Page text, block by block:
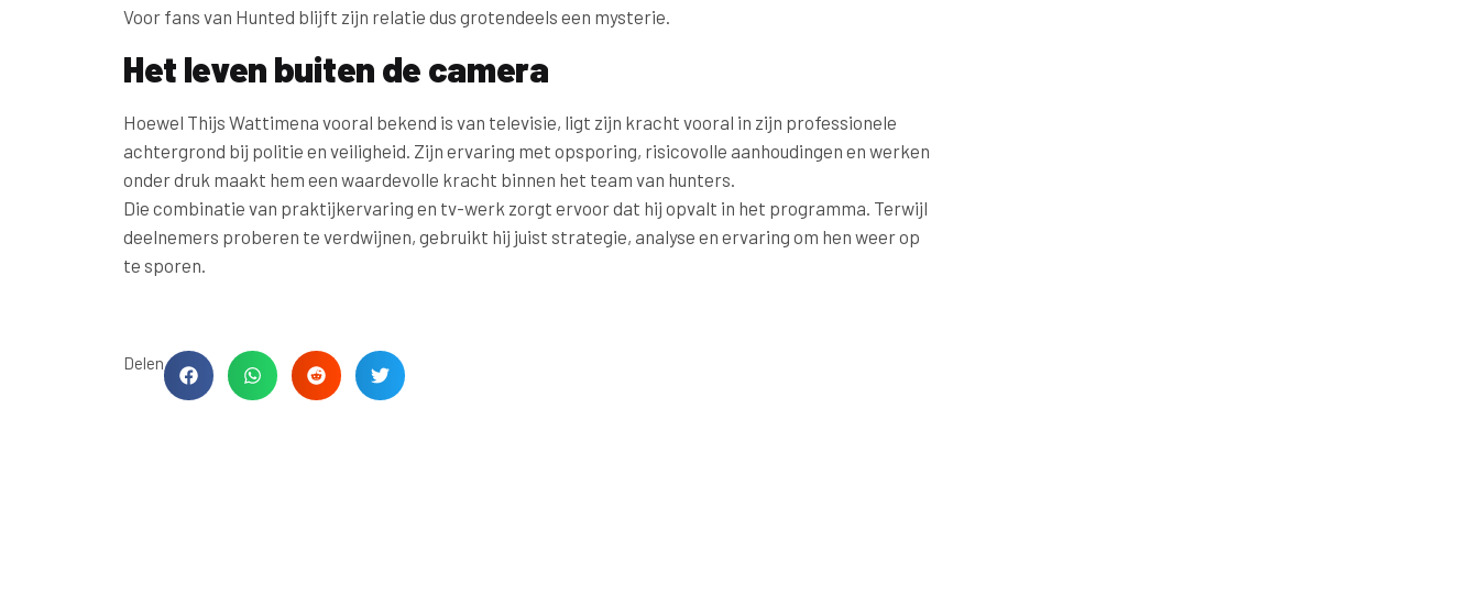
Voor fans van Hunted blijft zijn relatie dus grotendeels een mysterie.
Het leven buiten de camera
Hoewel Thijs Wattimena vooral bekend is van televisie, ligt zijn kracht vooral in zijn professionele
achtergrond bij politie en veiligheid. Zijn ervaring met opsporing, risicovolle aanhoudingen en werken
onder druk maakt hem een waardevolle kracht binnen het team van hunters.
Die combinatie van praktijkervaring en tv-werk zorgt ervoor dat hij opvalt in het programma. Terwijl
deelnemers proberen te verdwijnen, gebruikt hij juist strategie, analyse en ervaring om hen weer op
te sporen.
Delen